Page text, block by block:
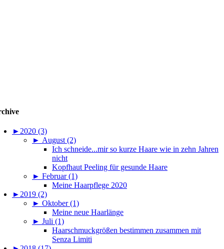
► 2020 (3)
► August (2)
Ich schneide...mir so kurze Haare wie in zehn Jahren
nicht
Kopfhaut Peeling für gesunde Haare
► Februar (1)
Meine Haarpflege 2020
► 2019 (2)
► Oktober (1)
Meine neue Haarlänge
► Juli (1)
Haarschmuckgrößen bestimmen zusammen mit
Senza Limiti